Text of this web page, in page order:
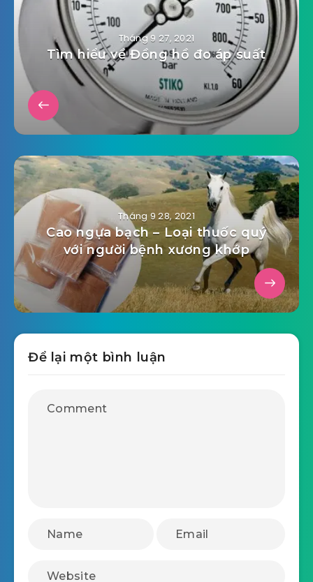
Tháng 9 27, 2021
Tìm hiểu về Đồng hồ đo áp suất
Tháng 9 28, 2021
Cao ngựa bạch – Loại thuốc quý
với người bệnh xương khớp
Để lại một bình luận